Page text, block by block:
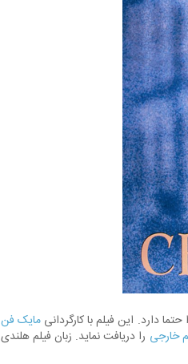
دارد. این فیلم با کارگردانی مایک فن
خارجی را دریافت نماید. زبان فیلم هلندی